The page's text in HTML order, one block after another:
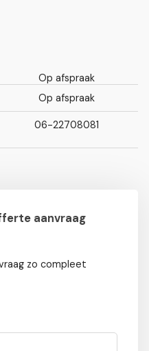
Op afspraak
Op afspraak
06-22708081
aanvraag
zo compleet